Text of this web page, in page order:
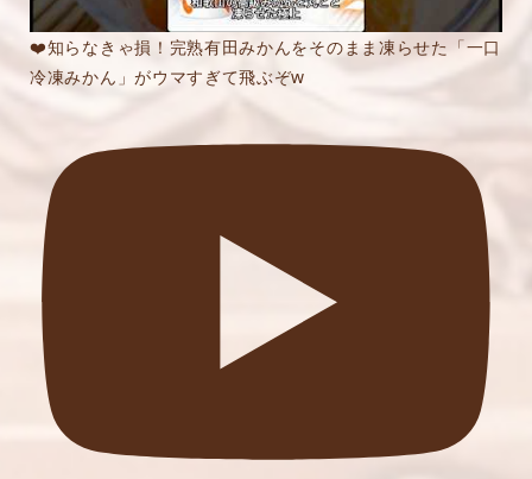
❤️知らなきゃ損！完熟有田みかんをそのまま凍らせた「一口
冷凍みかん」がウマすぎて飛ぶぞw